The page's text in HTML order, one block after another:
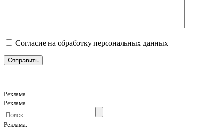
Согласие на обработку персональных данных
Реклама.
Реклама.
Реклама.